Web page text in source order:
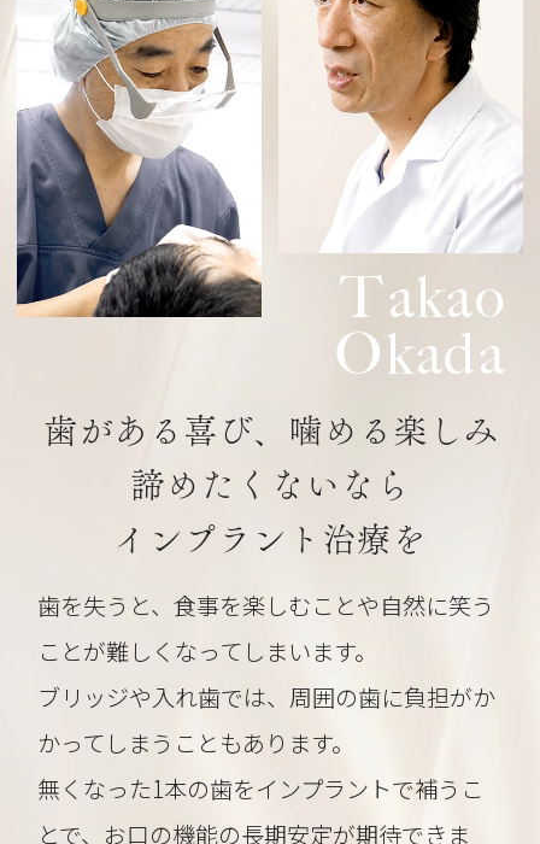
Takao
Okada
歯がある喜び、噛める楽しみ
諦めたくないなら
インプラント治療を
歯を失うと、食事を楽しむことや自然に笑う
ことが難しくなってしまいます。
ブリッジや入れ歯では、周囲の歯に負担がか
かってしまうこともあります。
無くなった1本の歯をインプラントで補うこ
とで、お口の機能の長期安定が期待できま